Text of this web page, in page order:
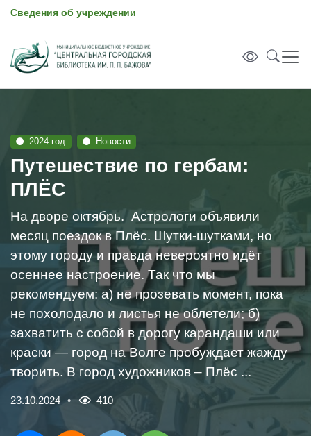
Сведения об учреждении
2024 год Новости
Путешествие по гербам:
ПЛЁС
На дворе октябрь. Астрологи объявили
месяц поездок в Плёс. Шутки-шутками, но
этому городу и правда невероятно идёт
осеннее настроение. Так что мы
рекомендуем: а) не прозевать момент, пока
не похолодало и листья не облетели; б)
захватить с собой в дорогу карандаши или
краски — город на Волге пробуждает жажду
творить. В город художников – Плёс ...
23.10.2024 410